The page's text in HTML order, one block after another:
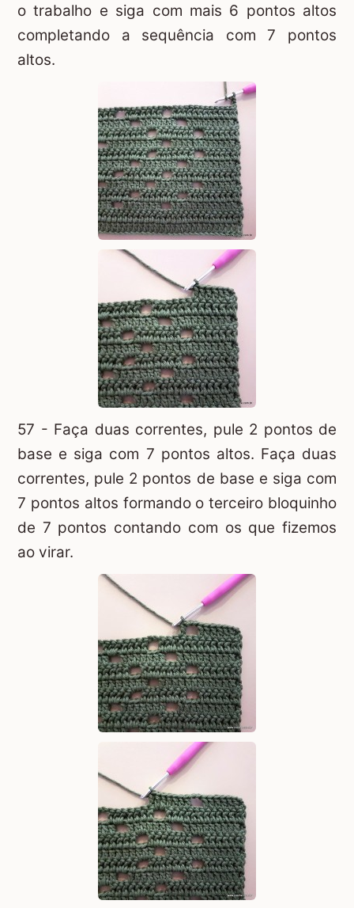
o trabalho e siga com mais 6 pontos altos
completando a sequência com 7 pontos
altos.
57 - Faça duas correntes, pule 2 pontos de
base e siga com 7 pontos altos. Faça duas
correntes, pule 2 pontos de base e siga com
7 pontos altos formando o terceiro bloquinho
de 7 pontos contando com os que fizemos
ao virar.